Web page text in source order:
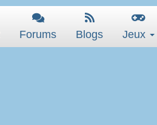
Forums Blogs Jeux